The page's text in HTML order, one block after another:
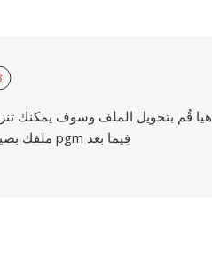
هيا قُم بتحويل الملف وسوف يمكنك
ملفك بصيغة pgm فِيما بعد